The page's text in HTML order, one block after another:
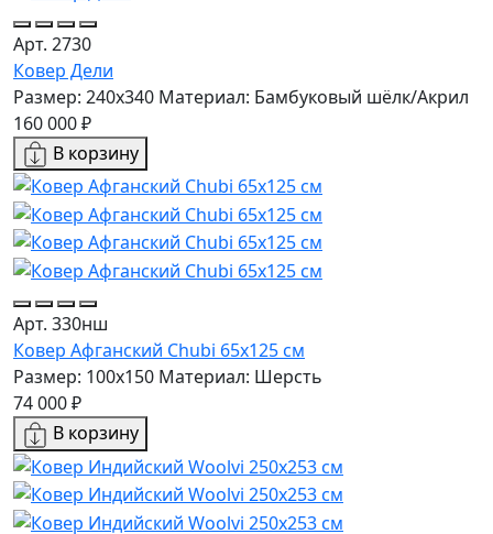
Арт. 2730
Ковер Дели
Размер: 240x340 Материал: Бамбуковый шёлк/Акрил
160 000 ₽
В корзину
Арт. 330нш
Ковер Афганский Chubi 65x125 см
Размер: 100x150 Материал: Шерсть
74 000 ₽
В корзину